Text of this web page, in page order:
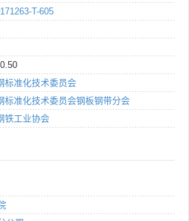
T-605
标准化技术委员会
标准化技术委员会钢板钢带分会
铁工业协会